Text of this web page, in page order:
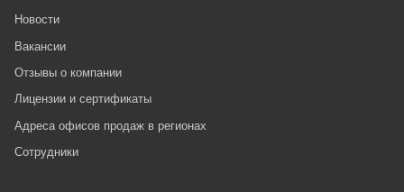
Новости
Вакансии
Отзывы о компании
Лицензии и сертификаты
Адреса офисов продаж в регионах
Сотрудники